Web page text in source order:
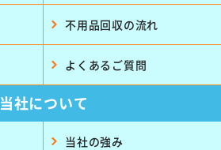
不用品回収の流れ
よくあるご質問
当社について
当社の強み